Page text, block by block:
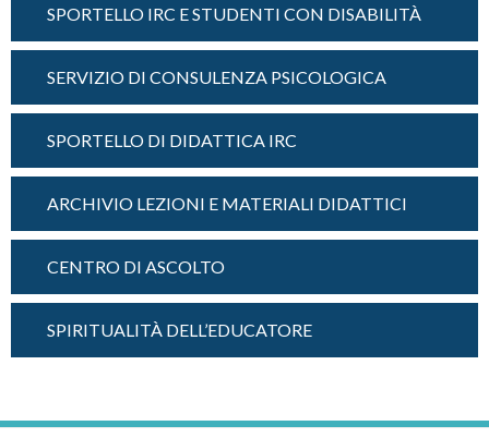
SPORTELLO IRC E STUDENTI CON DISABILITÀ
SERVIZIO DI CONSULENZA PSICOLOGICA
SPORTELLO DI DIDATTICA IRC
ARCHIVIO LEZIONI E MATERIALI DIDATTICI
CENTRO DI ASCOLTO
SPIRITUALITÀ DELL’EDUCATORE